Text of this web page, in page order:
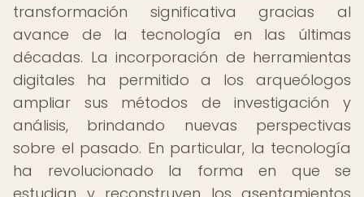
transformación significativa gracias al
avance de la tecnología en las últimas
décadas. La incorporación de herramientas
digitales ha permitido a los arqueólogos
ampliar sus métodos de investigación y
análisis, brindando nuevas perspectivas
sobre el pasado. En particular, la tecnología
ha revolucionado la forma en que se